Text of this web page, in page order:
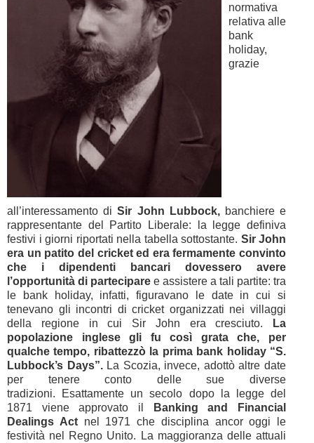
normativa
relativa alle
bank
holiday,
grazie
all’interessamento diSir John Lubbock,banchiere e
rappresentante del Partito Liberale: la legge definiva
festivi i giorni riportati nella tabella sottostante. Sir John
era un patito del cricket ed era fermamente convinto
che i dipendenti bancari dovessero avere
l’opportunità di partecipare e assistere a tali partite: tra
le bank holiday, infatti, figuravano le date in cui si
tenevano gli incontri di cricket organizzati nei villaggi
della regione in cui Sir John era cresciuto.
La
popolazione inglese gli fu così grata che, per
qualche tempo, ribattezzò la prima bank holiday “S.
Lubbock’s Days”. La Scozia, invece, adottò altre date
per tenere conto delle sue diverse
tradizioni. Esattamente un secolo dopo la legge del
1871 viene approvato il
Banking and Financial
Dealings Actnel 1971 che disciplina ancor oggi le
festività nel Regno Unito. La maggioranza delle attuali